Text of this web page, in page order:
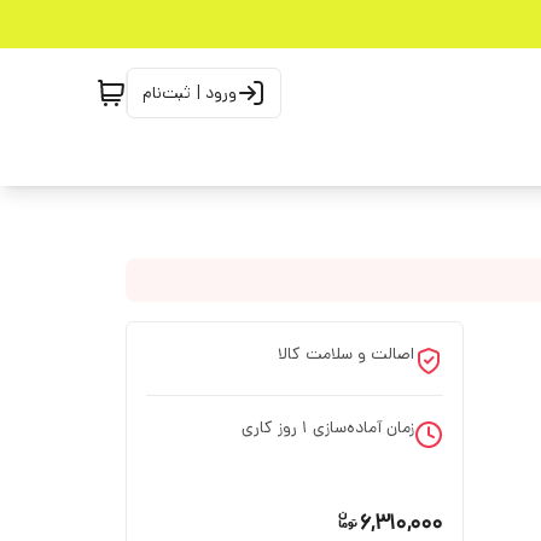
ورود | ثبت‌نام
اصالت و سلامت کالا
زمان آماده‌سازی 1 روز کاری
6,310,000